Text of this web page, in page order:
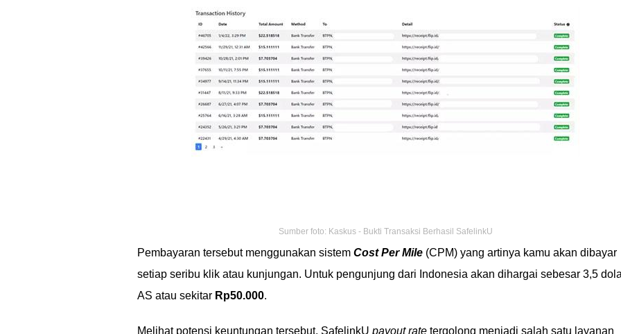
Sumber foto: Kaskus - Bukti Transaksi Berhasil SafelinkU
Pembayaran tersebut menggunakan sistem Cost Per Mile (CPM) yang artinya kamu akan dibayar
setiap seribu klik atau kunjungan. Untuk pengunjung dari Indonesia akan dihargai sebesar 3,5
AS atau sekitar Rp50.000.
Melihat potensi keuntungan tersebut, SafelinkU payout rate tergolong menjadi salah satu layanan